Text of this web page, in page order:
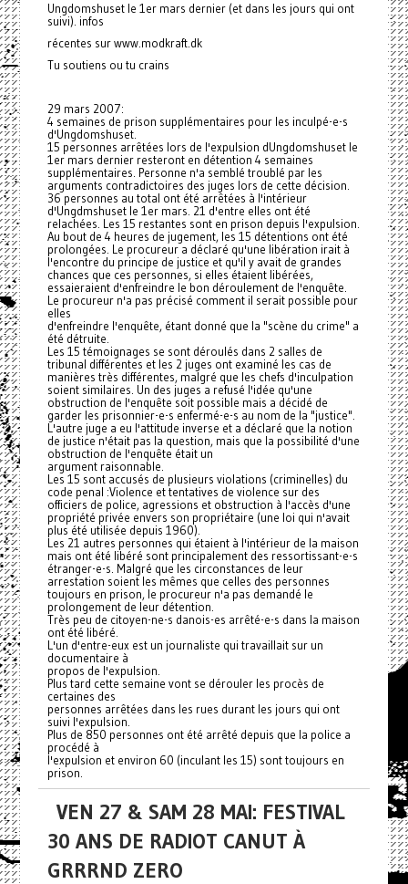
Ungdomshuset le 1er mars dernier (et dans les jours qui ont
suivi). infos
récentes sur www.modkraft.dk
Tu soutiens ou tu crains
29 mars 2007:
4 semaines de prison supplémentaires pour les inculpé-e-s
d'Ungdomshuset.
15 personnes arrêtées lors de l'expulsion dUngdomshuset le
1er mars dernier resteront en détention 4 semaines
supplémentaires. Personne n'a semblé troublé par les
arguments contradictoires des juges lors de cette décision.
36 personnes au total ont été arrêtées à l'intérieur
d'Ungdmshuset le 1er mars. 21 d'entre elles ont été
relachées. Les 15 restantes sont en prison depuis l'expulsion.
Au bout de 4 heures de jugement, les 15 détentions ont été
prolongées. Le procureur a déclaré qu'une libération irait à
l'encontre du principe de justice et qu'il y avait de grandes
chances que ces personnes, si elles étaient libérées,
essaieraient d'enfreindre le bon déroulement de l'enquête.
Le procureur n'a pas précisé comment il serait possible pour
elles
d'enfreindre l'enquête, étant donné que la "scène du crime" a
été détruite.
Les 15 témoignages se sont déroulés dans 2 salles de
tribunal différentes et les 2 juges ont examiné les cas de
manières très différentes, malgré que les chefs d'inculpation
soient similaires. Un des juges a refusé l'idée qu'une
obstruction de l'enquête soit possible mais a décidé de
garder les prisonnier-e-s enfermé-e-s au nom de la "justice".
L'autre juge a eu l'attitude inverse et a déclaré que la notion
de justice n'était pas la question, mais que la possibilité d'une
obstruction de l'enquête était un
argument raisonnable.
Les 15 sont accusés de plusieurs violations (criminelles) du
code penal :Violence et tentatives de violence sur des
officiers de police, agressions et obstruction à l'accès d'une
propriété privée envers son propriétaire (une loi qui n'avait
plus été utilisée depuis 1960).
Les 21 autres personnes qui étaient à l'intérieur de la maison
mais ont été libéré sont principalement des ressortissant-e-s
étranger-e-s. Malgré que les circonstances de leur
arrestation soient les mêmes que celles des personnes
toujours en prison, le procureur n'a pas demandé le
prolongement de leur détention.
Très peu de citoyen-ne-s danois-es arrêté-e-s dans la maison
ont été libéré.
L'un d'entre-eux est un journaliste qui travaillait sur un
documentaire à
propos de l'expulsion.
Plus tard cette semaine vont se dérouler les procès de
certaines des
personnes arrêtées dans les rues durant les jours qui ont
suivi l'expulsion.
Plus de 850 personnes ont été arrêté depuis que la police a
procédé à
l'expulsion et environ 60 (inculant les 15) sont toujours en
prison.
VEN 27 & SAM 28 MAI: FESTIVAL
30 ANS DE RADIOT CANUT À
GRRRND ZERO